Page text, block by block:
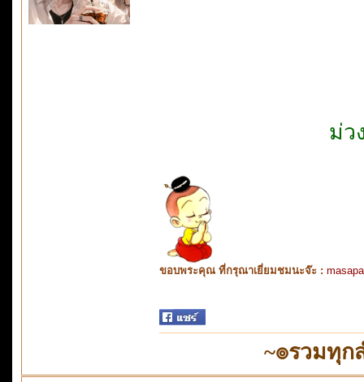
ม่ว
ขอบพระคุณ ที่กรุณาเยี่ยมชมนะจ๊ะ :
~๏รวมทุ